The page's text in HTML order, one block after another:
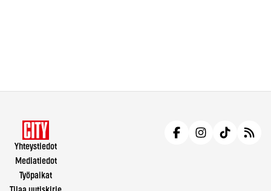
Yhteystiedot
Mediatiedot
Työpaikat